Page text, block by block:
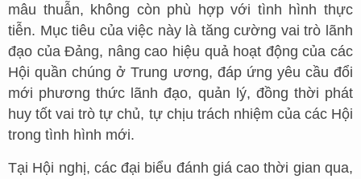
mâu thuẫn, không còn phù hợp với tình hình thực
tiễn. Mục tiêu của việc này là tăng cường vai trò lãnh
đạo của Đảng, nâng cao hiệu quả hoạt động của các
Hội quần chúng ở Trung ương, đáp ứng yêu cầu đổi
mới phương thức lãnh đạo, quản lý, đồng thời phát
huy tốt vai trò tự chủ, tự chịu trách nhiệm của các Hội
trong tình hình mới.
Tại Hội nghị, các đại biểu đánh giá cao thời gian qua,